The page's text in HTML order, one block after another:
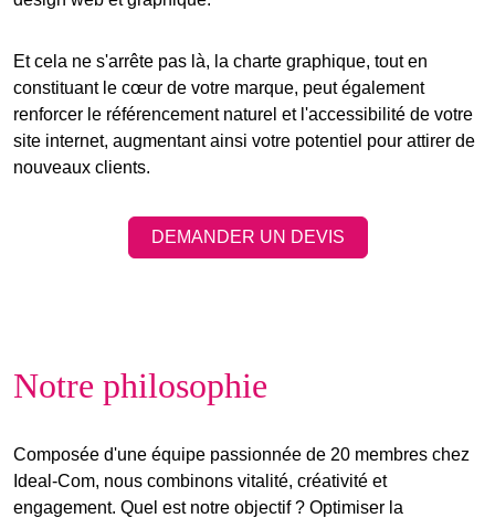
Et cela ne s'arrête pas là, la charte graphique, tout en
constituant le cœur de votre marque, peut également
renforcer le référencement naturel et l'accessibilité de votre
site internet, augmentant ainsi votre potentiel pour attirer de
nouveaux clients.
DEMANDER UN DEVIS
Notre philosophie
Composée d'une équipe passionnée de 20 membres chez
Ideal-Com, nous combinons vitalité, créativité et
engagement. Quel est notre objectif ? Optimiser la